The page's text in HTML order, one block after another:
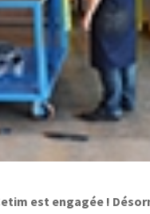
est engagée !